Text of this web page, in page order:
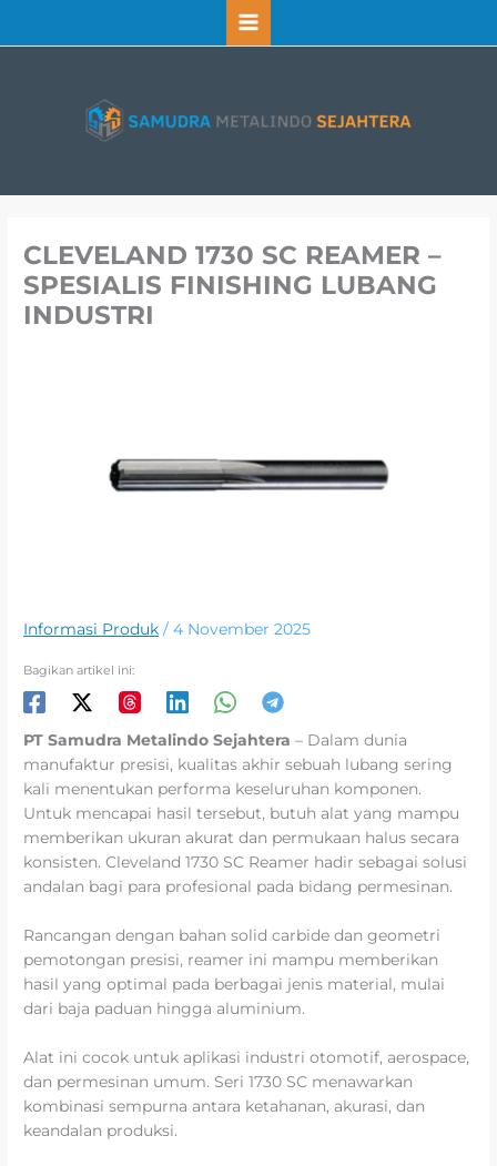
CLEVELAND 1730 SC REAMER –
SPESIALIS FINISHING LUBANG
INDUSTRI
Informasi Produk /4 November 2025
Bagikan artikel ini:
PT Samudra Metalindo Sejahtera– Dalam dunia
manufaktur presisi, kualitas akhir sebuah lubang sering
kali menentukan performa keseluruhan komponen.
Untuk mencapai hasil tersebut, butuh alat yang mampu
memberikan ukuran akurat dan permukaan halus secara
konsisten. Cleveland 1730 SC Reamer hadir sebagai solusi
andalan bagi para profesional pada bidang permesinan.
Rancangan dengan bahan solid carbide dan geometri
pemotongan presisi, reamer ini mampu memberikan
hasil yang optimal pada berbagai jenis material, mulai
dari baja paduan hingga aluminium.
Alat ini cocok untuk aplikasi industri otomotif, aerospace,
dan permesinan umum. Seri 1730 SC menawarkan
kombinasi sempurna antara ketahanan, akurasi, dan
keandalan produksi.